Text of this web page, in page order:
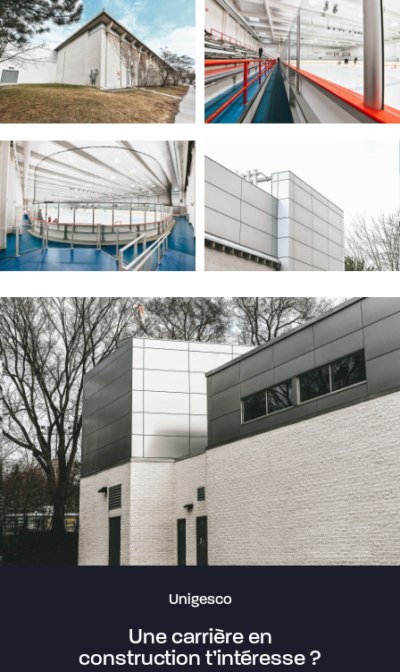
Unigesco
Une carrière en
construction t’intéresse ?